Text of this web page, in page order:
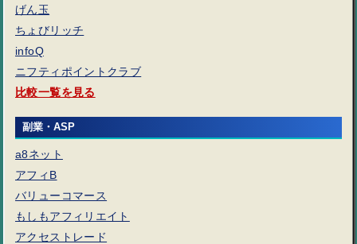
げん玉
ちょびリッチ
infoQ
ニフティポイントクラブ
比較一覧を見る
副業・ASP
a8ネット
アフィB
バリューコマース
もしもアフィリエイト
アクセストレード